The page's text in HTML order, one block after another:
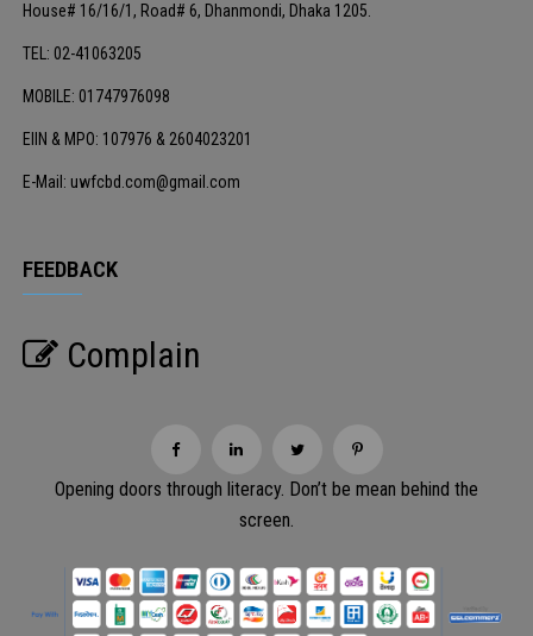
House# 16/16/1, Road# 6, Dhanmondi, Dhaka 1205.
TEL: 02-41063205
MOBILE: 01747976098
EIIN & MPO: 107976 & 2604023201
E-Mail: uwfcbd.com@gmail.com
FEEDBACK
Complain
Opening doors through literacy. Don’t be mean behind the
screen.